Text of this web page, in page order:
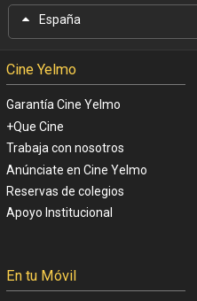
España
Cine Yelmo
Garantía Cine Yelmo
+Que Cine
Trabaja con nosotros
Anúnciate en Cine Yelmo
Reservas de colegios
Apoyo Institucional
En tu Móvil